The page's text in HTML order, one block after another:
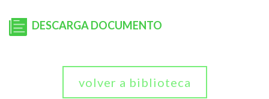
DESCARGA DOCUMENTO
volver a biblioteca